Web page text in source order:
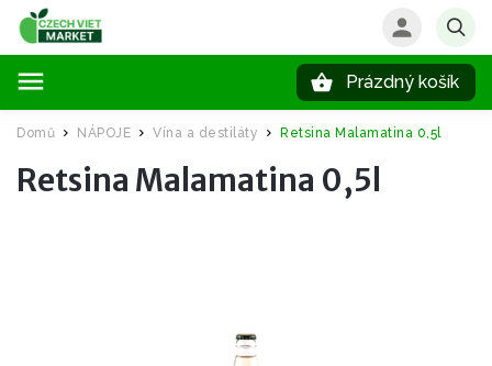
Prázdný košík
Domů / NÁPOJE / Vína a destiláty / Retsina Malamatina 0,5l
Retsina Malamatina 0,5l